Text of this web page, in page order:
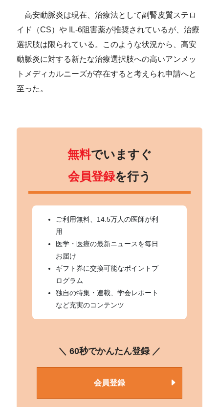
高安動脈炎は現在、治療法として副腎皮質ステロ
イド（CS）や IL-6阻害薬が推奨されているが、治療
選択肢は限られている。このような状況から、高安
動脈炎に対する新たな治療選択肢への高いアンメッ
トメディカルニーズが存在すると考えられ申請へと
至った。
無料でいますぐ
会員登録を行う
ご利用無料、14.5万人の医師が利
用
医学・医療の最新ニュースを毎日
お届け
ギフト券に交換可能なポイントプ
ログラム
独自の特集・連載、学会レポート
など充実のコンテンツ
＼ 60秒でかんたん登録 ／
会員登録